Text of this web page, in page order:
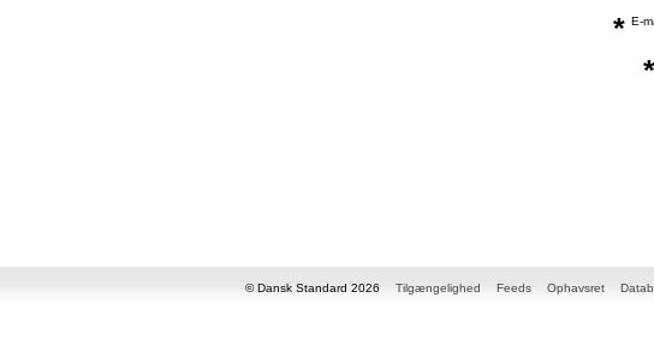
* E-
*
© Dansk Standard 2026 Tilgængelighed Feeds Ophavsret